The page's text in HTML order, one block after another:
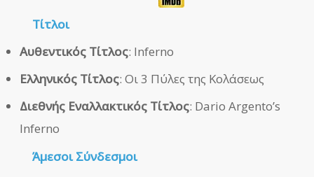
Τίτλοι
Αυθεντικός Τίτλος: Inferno
Ελληνικός Τίτλος: Οι 3 Πύλες της Κολάσεως
Διεθνής Εναλλακτικός Τίτλος: Dario Argento’s
Inferno
ΆμεσοιΣύνδεσμοι